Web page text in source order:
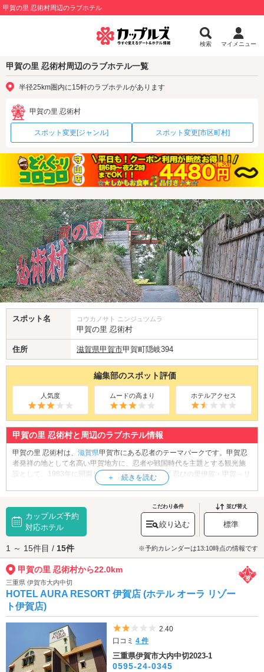
甲賀の里 忍術村周辺のラブホテル
検索 マイメニュー
甲賀の里 忍術村周辺のラブホテル一覧
半径25km圏内に15軒のラブホテルがあります
甲賀の里 忍術村
スポット変更[ジャンル] スポット変更[市区町村]
スポット名 コウカノサト ニンジュツムラ
甲賀の里 忍術村
住所 滋賀県甲賀市甲賀町隠岐394
編集部のスポット評価
人気度 ムードの高まり ホテルアクセス
甲賀の里 忍術村と周辺のラブホテル情報
甲賀の里 忍術村は、 滋賀県甲賀市にある忍者のテーマパークです。甲賀忍
者発祥の地として名高い甲賀地方に、忍者や戦国時代を主題とする観光施
設として、1983年に開園しました。2017年には「忍びの里伊賀・甲賀－リ
アル忍者を求めて－」の構成文化財として、日本遺産に認定されていま
に関する資料を展示している「甲賀忍術博物館」、さらには忍者の衣装で
手裏剣体験ができる「忍者道場」など、魅力的な施設が設けられていま
す。おふたりで忍者に変身してみませんか？
甲賀の里 忍術村へは、湖南・甲賀エリアのラブホテルからもアクセスが便
利です。
カップルズ予約
対応ホテル
こだわり条件
絞り込む
並び替え
標準
1 ～ 15件目 / 15件 ※予約カレンダーは13:10時点の情報です
甲賀の里 忍術村から22.0km
三重県 伊賀市大内中切
HOTEL AURA RESORT 伊賀店 (ホテル オーラ リゾー
ト伊賀店)
5つ星のうち2
2.40
口コミ4 件
三重県伊賀市大内中切2023-1
0595-24-0345